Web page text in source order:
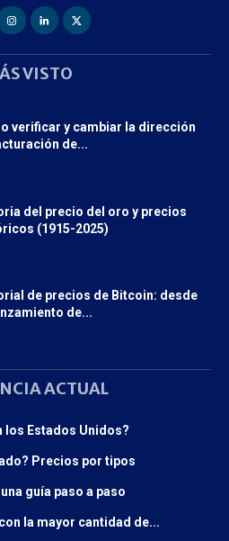
VISTO
verificar y cambiar la dirección
de...
del precio del oro y precios
(1915-2025)
de precios de Bitcoin: desde
de...
ACTUAL
los Estados Unidos?
Precios por tipos
guía paso a paso
la mayor cantidad de...